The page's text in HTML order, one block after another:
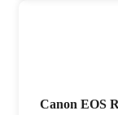
Canon EOS